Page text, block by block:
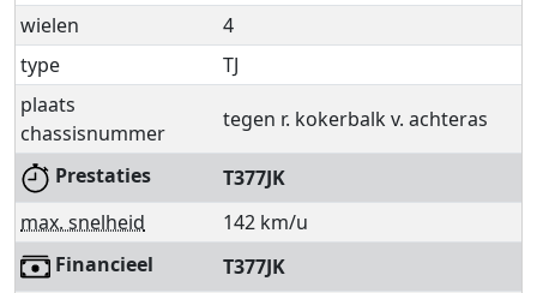
wielen
4
type
TJ
plaats
chassisnummer
tegen r. kokerbalk v. achteras
Prestaties
T377JK
max. snelheid
142 km/u
Financieel
T377JK